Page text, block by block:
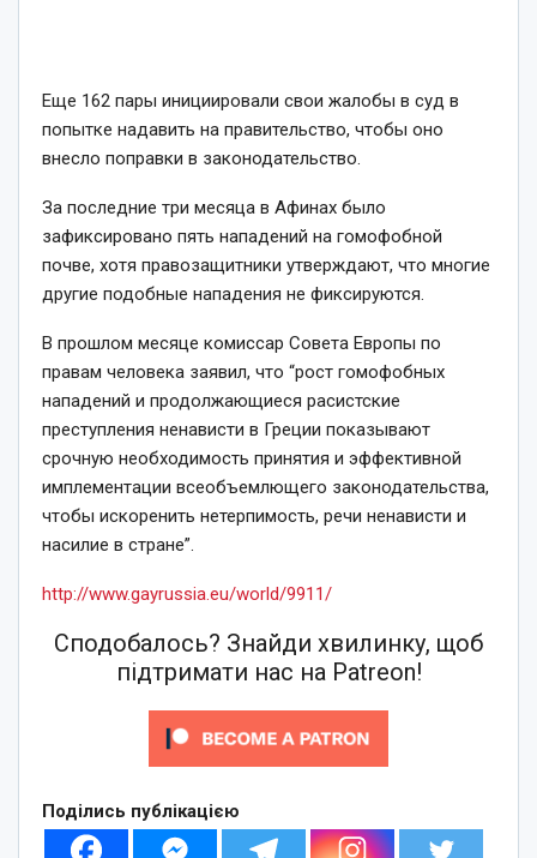
Еще 162 пары инициировали свои жалобы в суд в
попытке надавить на правительство, чтобы оно
внесло поправки в законодательство.
За последние три месяца в Афинах было
зафиксировано пять нападений на гомофобной
почве, хотя правозащитники утверждают, что многие
другие подобные нападения не фиксируются.
В прошлом месяце комиссар Совета Европы по
правам человека заявил, что “рост гомофобных
нападений и продолжающиеся расистские
преступления ненависти в Греции показывают
срочную необходимость принятия и эффективной
имплементации всеобъемлющего законодательства,
чтобы искоренить нетерпимость, речи ненависти и
насилие в стране”.
http://www.gayrussia.eu/world/9911/
Сподобалось? Знайди хвилинку, щоб
підтримати нас на Patreon!
Поділись публікацією